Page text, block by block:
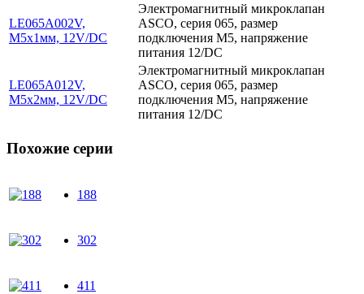
LE065A002V,
M5x1мм, 12V/DC
Электромагнитный микроклапан
ASCO, серия 065, размер
подключения M5, напряжение
питания 12/DC
LE065A012V,
M5x2мм, 12V/DC
Электромагнитный микроклапан
ASCO, серия 065, размер
подключения M5, напряжение
питания 12/DC
Похожие серии
188
302
411